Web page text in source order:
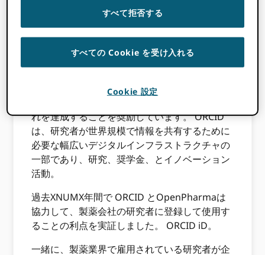
ポールファロー、グループコミュニケーショ
ンディレクターおよび
サラ・サビール、
ックスフォードファーマジェネシスのアソシエ
イトメディカルライター
で透明性のある医学出版を推進するよう努めて
れを達成することを奨励しています。 ORCID
は、研究者が世界規模で情報を共有するために
必要な幅広いデジタルインフラストラクチャの
一部であり、研究、奨学金、とイノベーション
活動。
過去XNUMX年間で ORCID とOpenPharmaは
協力して、製薬会社の研究者に登録して使用す
ることの利点を実証しました。 ORCID iD。
一緒に、製薬業界で雇用されている研究者が企
すべて拒否する
すべての Cookie を受け入れる
Cookie 設定